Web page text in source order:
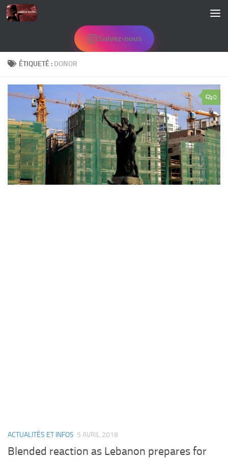
Skip to content
Suivez-nous
ÉTIQUETÉ : DONOR
0
ACTUALITÉS ET INFOS 5 AVRIL 2018
Blended reaction as Lebanon prepares for